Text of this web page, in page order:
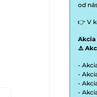
od
👉 V
Akcia
⚠️
-
-
-
-